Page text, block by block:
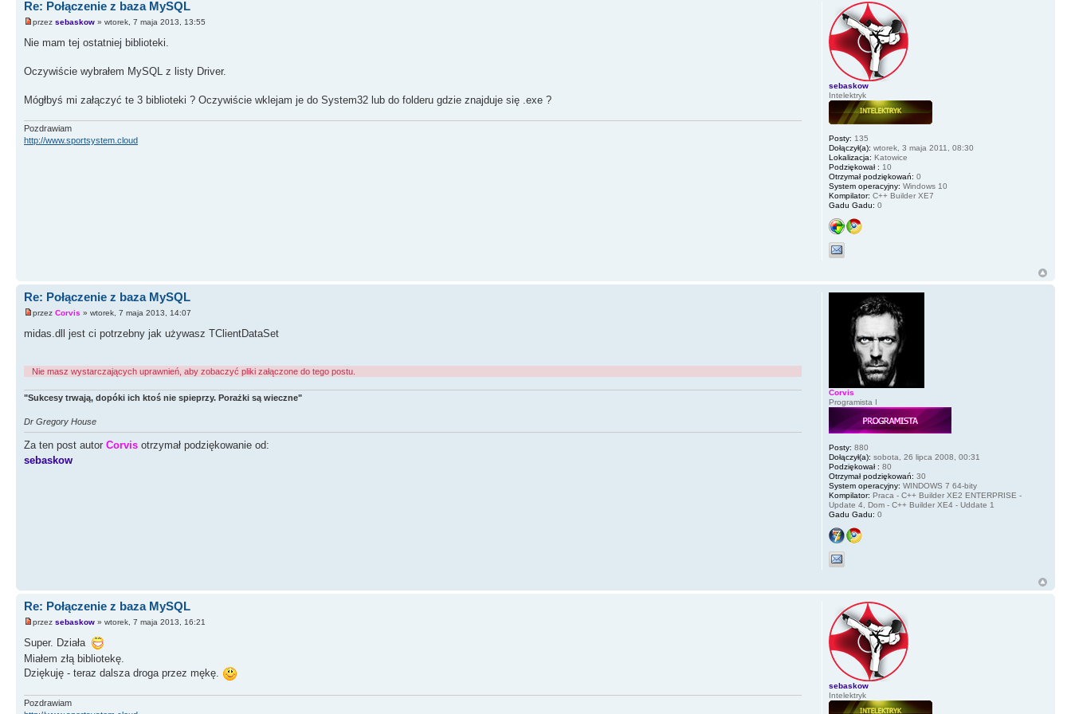
Re: Połączenie z baza MySQL
przez sebaskow » wtorek, 7 maja 2013, 13:55
Nie mam tej ostatniej biblioteki.
Oczywiście wybrałem MySQL z listy Driver.
Mógłbyś mi załączyć te 3 biblioteki ? Oczywiście wklejam je do System32 lub do folderu gdzie znajduje się .exe ?
Pozdrawiam
http://www.sportsystem.cloud
sebaskow
Intelektryk
Posty: 135
Dołączył(a): wtorek, 3 maja 2011, 08:30
Lokalizacja: Katowice
Podziękował : 10
Otrzymał podziękowań: 0
System operacyjny: Windows 10
Kompilator: C++ Builder XE7
Gadu Gadu: 0
Re: Połączenie z baza MySQL
przez Corvis » wtorek, 7 maja 2013, 14:07
midas.dll jest ci potrzebny jak używasz TClientDataSet
Nie masz wystarczających uprawnień, aby zobaczyć pliki załączone do tego postu.
"Sukcesy trwają, dopóki ich ktoś nie spieprzy. Porażki są wieczne"
Dr Gregory House
Za ten post autor Corvis otrzymał podziękowanie od:
sebaskow
Corvis
Programista I
Posty: 880
Dołączył(a): sobota, 26 lipca 2008, 00:31
Podziękował : 80
Otrzymał podziękowań: 30
System operacyjny: WINDOWS 7 64-bity
Kompilator: Praca - C++ Builder XE2 ENTERPRISE -
Update 4, Dom - C++ Builder XE4 - Uddate 1
Gadu Gadu: 0
Re: Połączenie z baza MySQL
przez sebaskow » wtorek, 7 maja 2013, 16:21
Super. Działa
Miałem złą bibliotekę.
Dziękuję - teraz dalsza droga przez mękę.
Pozdrawiam
sebaskow
Intelektryk